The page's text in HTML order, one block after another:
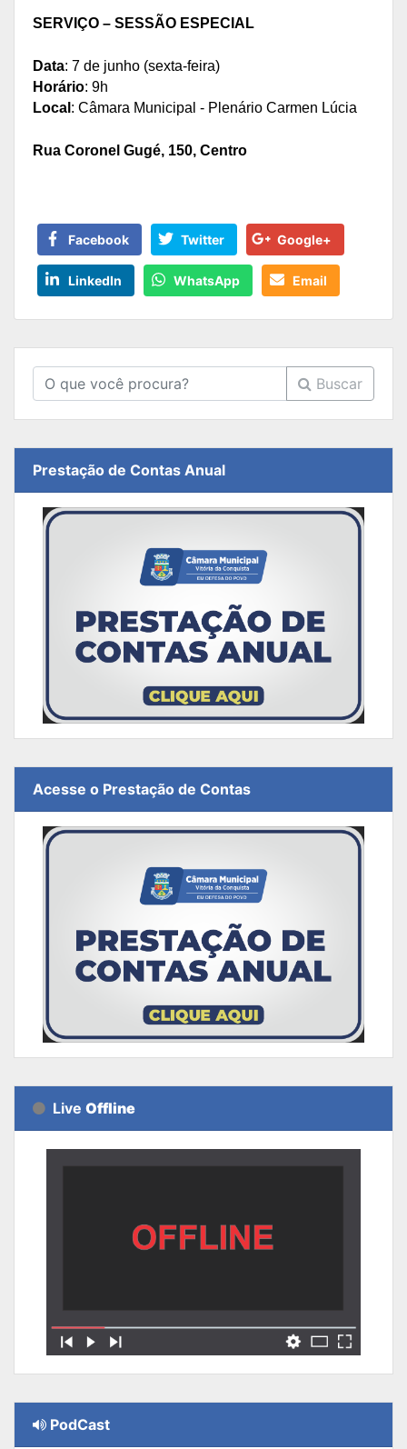
SERVIÇO – SESSÃO ESPECIAL
Data: 7 de junho (sexta-feira)
Horário: 9h
Local : Câmara Municipal - Plenário Carmen Lúcia
Rua Coronel Gugé, 150, Centro
Facebook Twitter Google+
LinkedIn WhatsApp Email
Buscar
Prestação de Contas Anual
Acesse o Prestação de Contas
Live Offline
PodCast